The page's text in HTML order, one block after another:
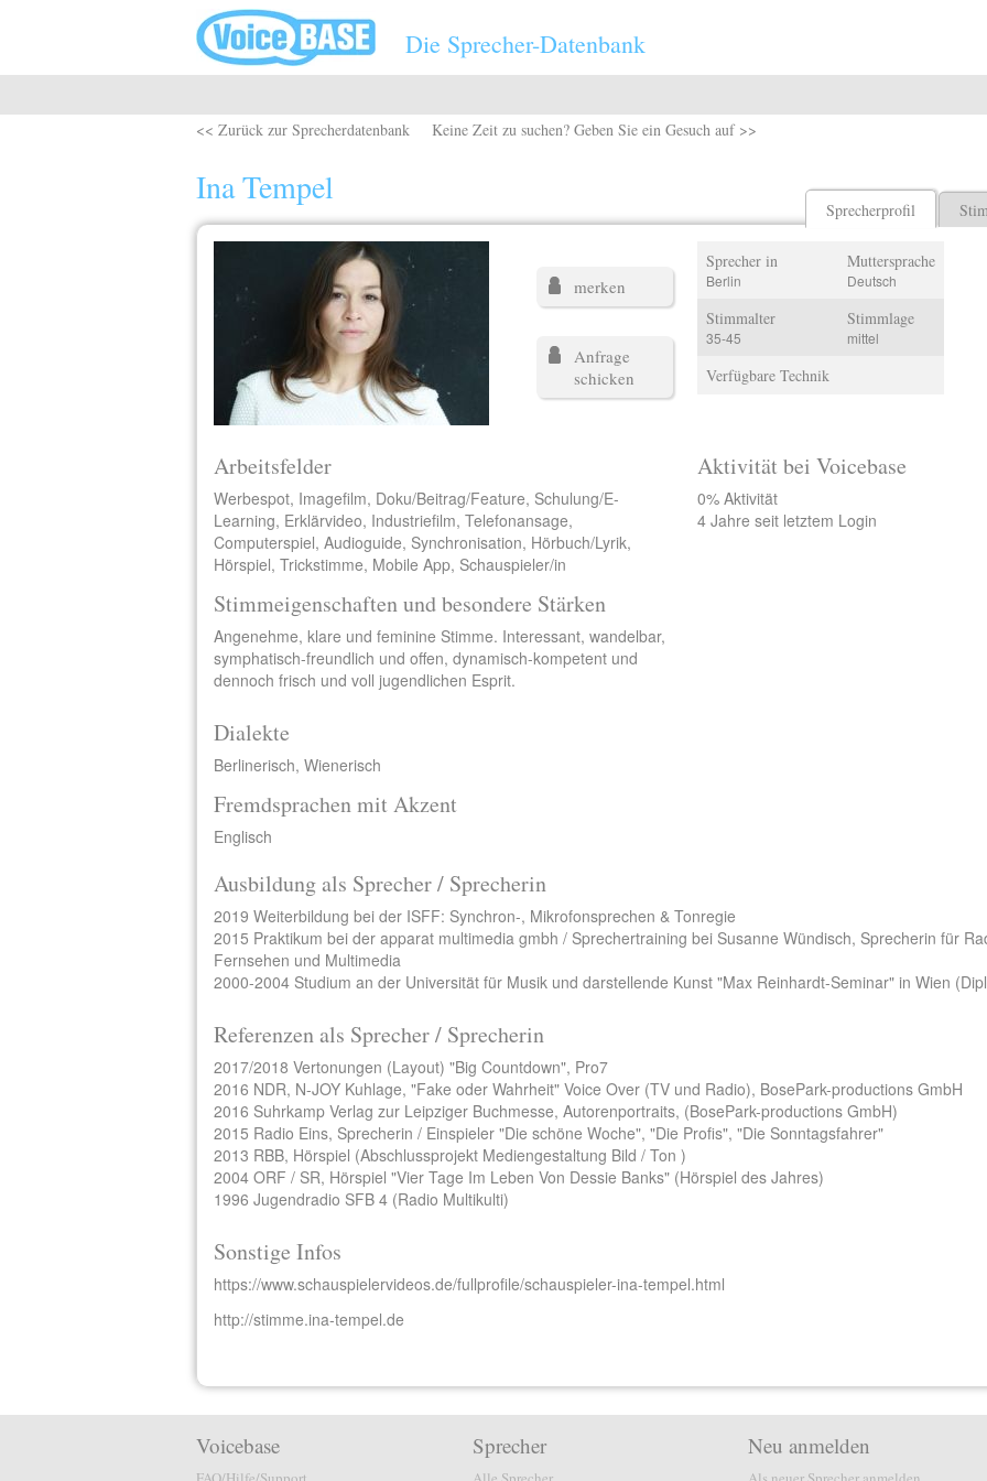
Die Sprecher-Datenbank
<< Zurück zur Sprecherdatenbank Keine Zeit zu suchen? Geben Sie ein Gesuch auf >>
Ina Tempel
Sprecherprofil
merken
Anfrage
schicken
Sprecher in
Berlin
Muttersprache
Deutsch
Stimmalter
35-45
Stimmlage
mittel
Verfügbare Technik
Arbeitsfelder
Werbespot, Imagefilm, Doku/Beitrag/Feature, Schulung/E-
Learning, Erklärvideo, Industriefilm, Telefonansage,
Computerspiel, Audioguide, Synchronisation, Hörbuch/Lyrik,
Hörspiel, Trickstimme, Mobile App, Schauspieler/in
Stimmeigenschaften und besondere Stärken
Angenehme, klare und feminine Stimme. Interessant, wandelbar,
symphatisch-freundlich und offen, dynamisch-kompetent und
dennoch frisch und voll jugendlichen Esprit.
Dialekte
Berlinerisch, Wienerisch
Fremdsprachen mit Akzent
Englisch
Aktivität bei Voicebase
0% Aktivität
4 Jahre seit letztem Login
Ausbildung als Sprecher / Sprecherin
2019 Weiterbildung bei der ISFF: Synchron-, Mikrofonsprechen & Tonregie
2015 Praktikum bei der apparat multimedia gmbh / Sprechertraining bei Susanne Wündisch, Sprecherin für
Fernsehen und Multimedia
2000-2004 Studium an der Universität für Musik und darstellende Kunst "Max Reinhardt-Seminar" in Wien
Referenzen als Sprecher / Sprecherin
2017/2018 Vertonungen (Layout) "Big Countdown", Pro7
2016 NDR, N-JOY Kuhlage, "Fake oder Wahrheit" Voice Over (TV und Radio), BosePark-productions GmbH
2016 Suhrkamp Verlag zur Leipziger Buchmesse, Autorenportraits, (BosePark-productions GmbH)
2015 Radio Eins, Sprecherin / Einspieler "Die schöne Woche", "Die Profis", "Die Sonntagsfahrer"
2013 RBB, Hörspiel (Abschlussprojekt Mediengestaltung Bild / Ton )
2004 ORF / SR, Hörspiel "Vier Tage Im Leben Von Dessie Banks" (Hörspiel des Jahres)
1996 Jugendradio SFB 4 (Radio Multikulti)
Sonstige Infos
https://www.schauspielervideos.de/fullprofile/schauspieler-ina-tempel.html
http://stimme.ina-tempel.de
Voicebase Sprecher Neu anmelden